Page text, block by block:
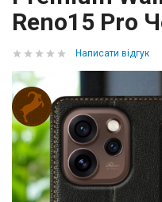
Reno15 Pro
Написати відгук